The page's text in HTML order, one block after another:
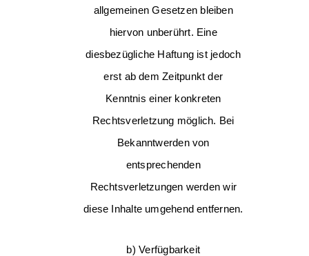
allgemeinen Gesetzen bleiben
hiervon unberührt. Eine
diesbezügliche Haftung ist jedoch
erst ab dem Zeitpunkt der
Kenntnis einer konkreten
Rechtsverletzung möglich. Bei
Bekanntwerden von
entsprechenden
Rechtsverletzungen werden wir
diese Inhalte umgehend entfernen.
b) Verfügbarkeit